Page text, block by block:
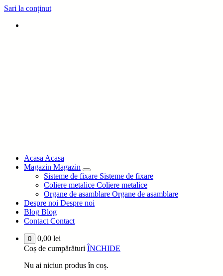
Sari la conținut
IDEEA DVS PROIECTUL NOSTRU
Acasa Acasa
Magazin Magazin
Sisteme de fixare Sisteme de fixare
Coliere metalice Coliere metalice
Organe de asamblare Organe de asamblare
Despre noi Despre noi
Blog Blog
Contact Contact
0 0,00 lei
Coș de cumpărături ÎNCHIDE
Nu ai niciun produs în coș.